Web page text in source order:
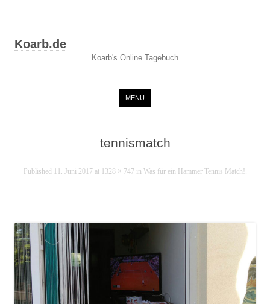
Koarb.de
Koarb's Online Tagebuch
MENU
tennismatch
Published 11. Juni 2017at 1328 × 747in Was für ein Hammer Tennis Match!.